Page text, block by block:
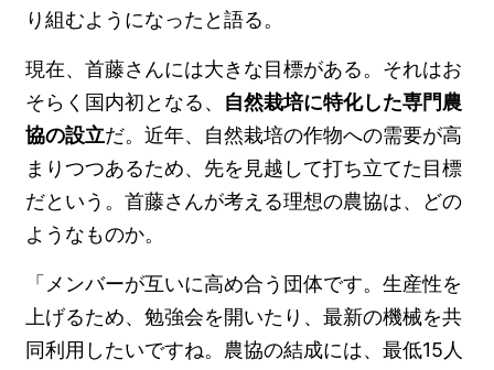
り組むようになったと語る。
現在、首藤さんには大きな目標がある。それはお
そらく国内初となる、 自然栽培に特化した専門農
協の設立だ。近年、自然栽培の作物への需要が高
まりつつあるため、先を見越して打ち立てた目標
だという。首藤さんが考える理想の農協は、どの
ようなものか。
「メンバーが互いに高め合う団体です。生産性を
上げるため、勉強会を開いたり、最新の機械を共
同利用したいですね。農協の結成には、最低15人